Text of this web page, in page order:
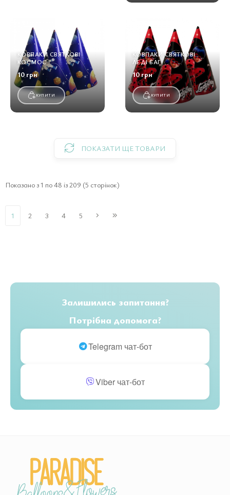
КОВПАКИ СВЯТКОВІ
КОСМОС
10 грн
КУПИТИ
КОВПАКИ СВЯТКОВІ
ЛЕДІ БАГ
10 грн
КУПИТИ
ПОКАЗАТИ ЩЕ ТОВАРИ
Показано з 1 по 48 із 209 (5 сторінок)
1 2 3 4 5
Залишились запитання?
Потрібна допомога?
Telegram чат-бот
Viber чат-бот